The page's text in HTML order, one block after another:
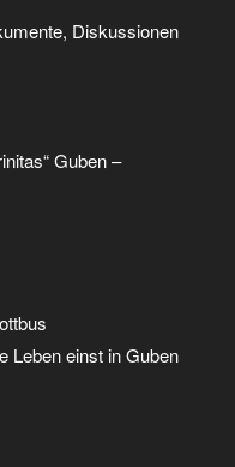
Diskussionen
Guben –
Leben einst in Guben